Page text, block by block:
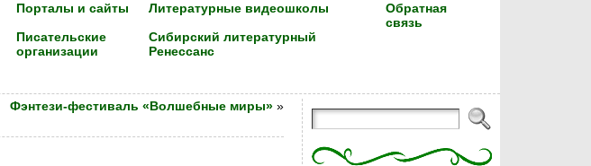
Порталы и сайты
Писательские
организации
Литературные видеошколы
Сибирский литературный
Ренессанс
Обратная
связь
Фэнтези-фестиваль «Волшебные миры»»